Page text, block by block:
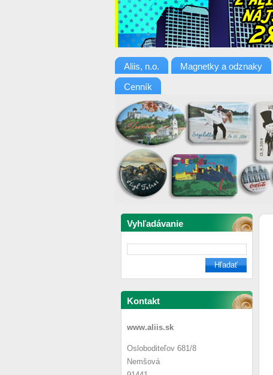
Aliis, n.o. Magnetky a odznaky
Cenník
Vyhľadávanie
Kontakt
www.aliis.sk
Osloboditeľov 681/8
Nemšová